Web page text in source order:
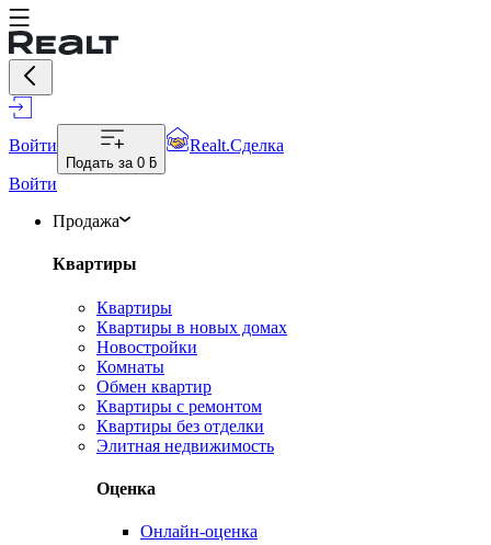
Войти
Подать за 0 ƃ
Realt.Сделка
Войти
Продажа
Квартиры
Квартиры
Квартиры в новых домах
Новостройки
Комнаты
Обмен квартир
Квартиры с ремонтом
Квартиры без отделки
Элитная недвижимость
Оценка
Онлайн-оценка